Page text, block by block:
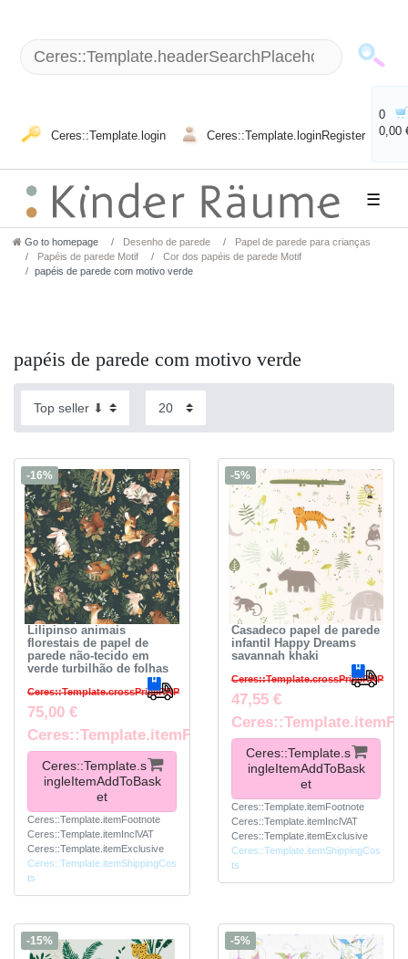
Ceres::Template.login Ceres::Template.loginRegister
0
0,00
☰
Go to homepage Desenho de parede
Papel de parede para crianças
Papéis de parede Motif
Cor dos papéis de parede Motif
papéis de parede com motivo verde
papéis de parede com motivo verde
-16%
Lilipinso animais
florestais de papel de
parede não-tecido em
verde turbilhão de folhas
Ceres::Template.crossPriceRRP
75,00 €
Ceres::Template.itemFootnote
Ceres::Template.s
ingleItemAddToBask
et
Ceres::Template.itemFootnote
Ceres::Template.itemInclVAT
Ceres::Template.itemExclusive
Ceres::Template.itemShippingCos
ts
-5%
Casadeco papel de parede
infantil Happy Dreams
savannah khaki
Ceres::Template.crossPriceRRP
47,55 €
Ceres::Template.s
ingleItemAddToBask
et
Ceres::Template.itemFootnote
Ceres::Template.itemInclVAT
Ceres::Template.itemExclusive
Ceres::Template.itemShippingCos
ts
-15% -5%